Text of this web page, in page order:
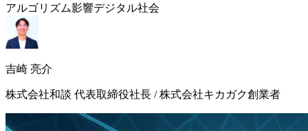
アルゴリズム影響デジタル社会
吉崎 亮介
株式会社和談 代表取締役社長 / 株式会社キカガク創業者